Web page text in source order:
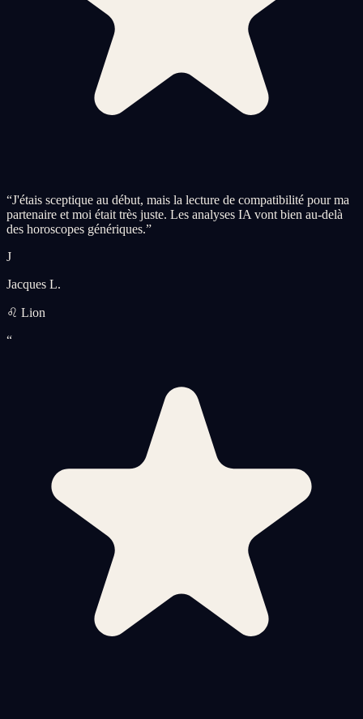
“J'étais sceptique au début, mais la lecture de compatibilité pour ma
partenaire et moi était très juste. Les analyses IA vont bien au-delà
des horoscopes génériques.”
J
Jacques L.
♌ Lion
“